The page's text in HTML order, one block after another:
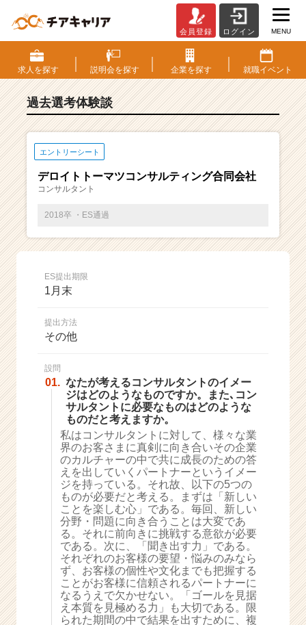
S・
選
考
験
ベ
ー・
成
ト
が
届
く
就
活
サ
イ
ト
チ
ア
キ
ャ
リ
ア
（C
h
会員登録 ログイン MENU
求人を探す 説明会を探す 企業を探す 就職イベント
過去選考体験談
エントリーシート
デロイトトーマツコンサルティング合同会社
コンサルタント
2018卒 ・ES通過
ES提出期限
1月末
提出方法
その他
設問
01. なたが考えるコンサルタントのイメー
ジはどのようなものですか。また､コン
サルタントに必要なものはどのような
ものだと考えますか。
私はコンサルタントに対して、様々な業
界のお客さまに真剣に向き合いその企業
のカルチャーの中で共に成長のための答
えを出していくパートナーというイメー
ジを持っている。それ故、以下の5つの
ものが必要だと考える。まずは「新しい
ことを楽しむ心」である。毎回、新しい
分野・問題に向き合うことは大変であ
る。それに前向きに挑戦する意欲が必要
である。次に、「聞き出す力」である。
それぞれのお客様の要望・悩みのみなら
ず、お客様の個性や文化までも把握する
ことがお客様に信頼されるパートナーに
なるうえで欠かせない。「ゴールを見据
え本質を見極める力」も大切である。限
られた期間の中で結果を出すために、複